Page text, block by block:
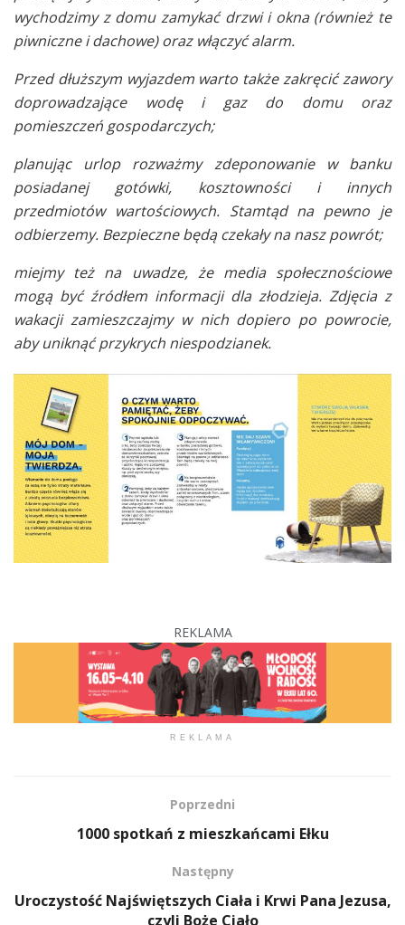
wychodzimy z domu zamykać drzwi i okna (również te
piwniczne i dachowe) oraz włączyć alarm.
Przed dłuższym wyjazdem warto także zakręcić zawory
doprowadzające wodę i gaz do domu oraz
pomieszczeń gospodarczych;
planując urlop rozważmy zdeponowanie w banku
posiadanej gotówki, kosztowności i innych
przedmiotów wartościowych. Stamtąd na pewno je
odbierzemy. Bezpieczne będą czekały na nasz powrót;
miejmy też na uwadze, że media społecznościowe
mogą być źródłem informacji dla złodzieja. Zdjęcia z
wakacji zamieszczajmy w nich dopiero po powrocie,
aby uniknąć przykrych niespodzianek.
REKLAMA
REKLAMA
Poprzedni
1000 spotkań z mieszkańcami Ełku
Następny
Uroczystość Najświętszych Ciała i Krwi Pana Jezusa,
czyli Boże Ciało